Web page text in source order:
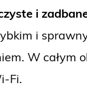
i
i
W całym
Fi.